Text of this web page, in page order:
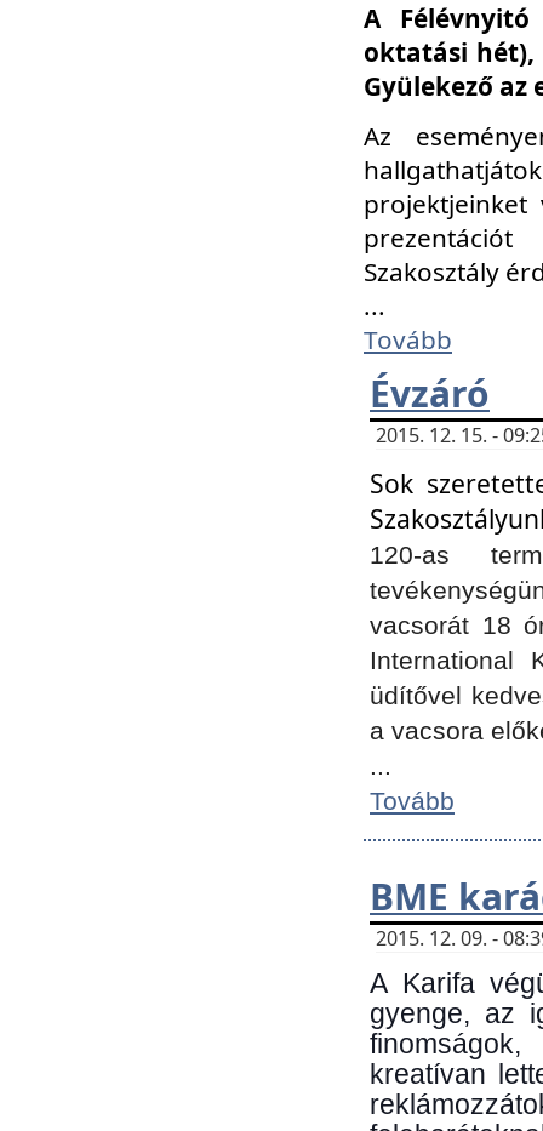
A
oktatási hét),
Gyülekező az
Az
Szakosztály
...
Tovább
Évzáró
2015. 12. 15. -
Sok
120-as
vacsorát 18
International
üdítővel
a vacsora
...
Tovább
BME
2015. 12. 09. -
A Karifa
gyenge, az
kreatívan